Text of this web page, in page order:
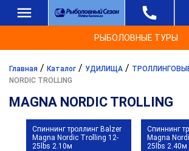
РЫБОЛОВНЫЕ ТУРЫ
Главная / Каталог / УДИЛИЩА /
NORDIC TROLLING
MAGNA NORDIC TROLLING
Спиннинг троллинг Balzer
Magna Nordic Trolling 12-
25lbs 2.10м
Спиннинг
Magna
25lbs 2.40м